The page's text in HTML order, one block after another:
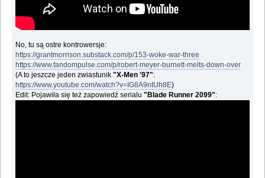
No, tu są ostre kontrowersje:
https://grantmorrison.substack.com/p/153-woke-war-three
https://www.fandompulse.com/p/robert-meyer-burnett-melts-down-over
(A to jeszcze jeden zwiastunik"X-Men '97":
https://www.youtube.com/watch?v=IG8A9ntUh8E)
Edit: Pojawiła się też zapowiedź serialu"Blade Runner 2099":